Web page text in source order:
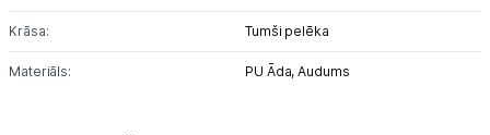
Krāsa: Tumši pelēka
Materiāls: PU Āda,Audums